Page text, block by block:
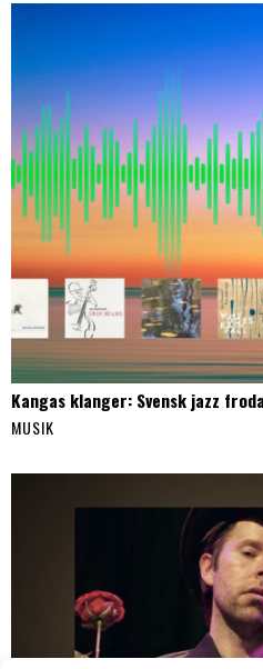
Kangas klanger: Svensk jazz
MUSIK